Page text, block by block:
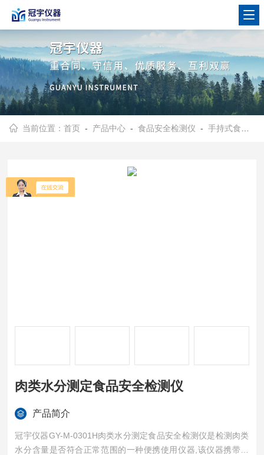
当前位置：首页 - 产品中心 -食品安全检测仪 -手持式食品安全检测仪
肉类水分测定食品安全检测仪
产品简介
冠宇仪器GY-M-0301H肉类水分测定食品安全检测仪是检测肉类
水分含量是否符合正常范围的一种便携使用仪器,该仪器携带方